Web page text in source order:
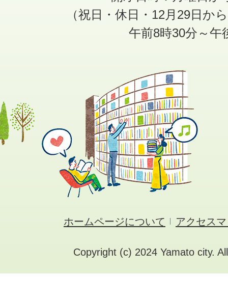
（祝日・休日・12月29日か
午前8時30分～午
ホームページについて アクセス
Copyright (c) 2024 Yamato city.